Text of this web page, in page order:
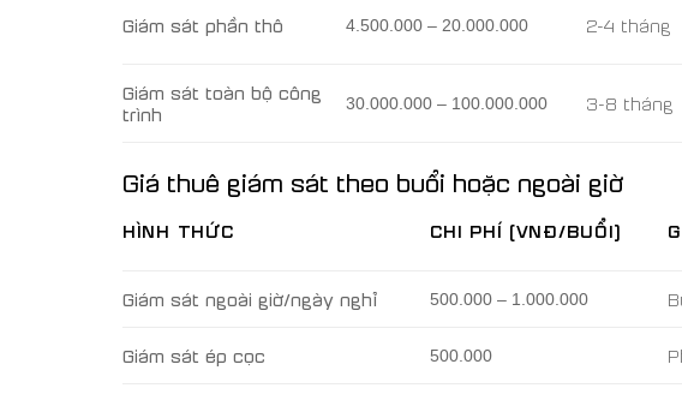
Giám sát phần thô 4.500.000 – 20.000.000 2-4 tháng
Giám sát toàn bộ công
trình
30.000.000 – 100.000.000 3-8 tháng
Giá thuê giám sát theo buổi hoặc ngoài giờ
HÌNH THỨC CHI PHÍ (VNĐ/BUỔI)
Giám sát ngoài giờ/ngày nghỉ 500.000 – 1.000.000
Giám sát ép cọc 500.000